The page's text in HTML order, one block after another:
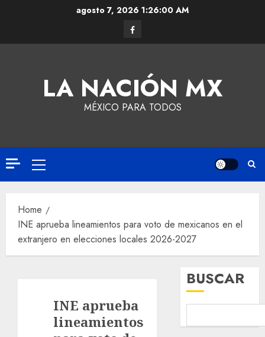
agosto 7, 2026 1:26:00 AM
LA NACIÓN MX
MÉXICO PARA TODOS
Home
INE aprueba lineamientos para voto de mexicanos en el
extranjero en elecciones locales 2026-2027
INE aprueba
lineamientos
BUSCAR